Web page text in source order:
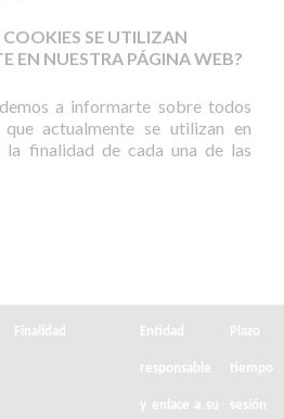
SE UTILIZAN
EN NUESTRA PÁGINA WEB?
a informarte sobre todos
actualmente se utilizan en
finalidad de cada una de las
Finalidad Entidad
responsable
y enlace a su
Plazo
tiempo